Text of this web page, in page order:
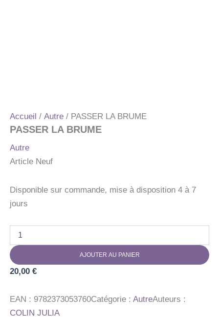
Accueil / Autre / PASSER LA BRUME
PASSER LA BRUME
Autre
Article Neuf
Disponible sur commande, mise à disposition 4 à 7
jours
PASSER
LA
BRUME
AJOUTER AU PANIER
20,00 €
EAN : 9782373053760Catégorie : AutreAuteurs :
COLIN JULIA